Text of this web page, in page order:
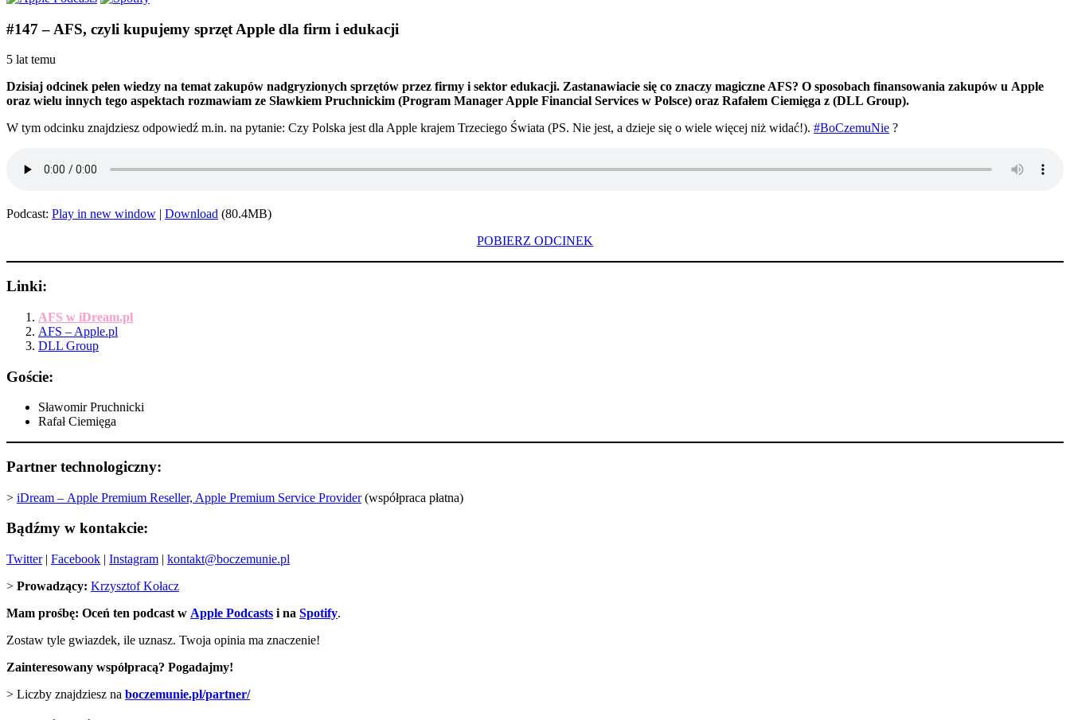
#147 – AFS, czyli kupujemy sprzęt Apple dla firm i edukacji
5 lat temu
Dzisiaj odcinek pełen wiedzy na temat zakupów nadgryzionych sprzętów przez firmy i sektor edukacji. Zastanawiacie się co znaczy magiczne AFS? O sposobach finansowania zakupów u Apple
oraz wielu innych tego aspektach rozmawiam ze Sławkiem Pruchnickim (Program Manager Apple Financial Services w Polsce) oraz Rafałem Ciemięga z (DLL Group).
W tym odcinku znajdziesz odpowiedź m.in. na pytanie: Czy Polska jest dla Apple krajem Trzeciego Świata (PS. Nie jest, a dzieje się o wiele więcej niż widać!). #BoCzemuNie ?
Podcast: Play in new window | Download (80.4MB)
POBIERZ ODCINEK
Linki:
AFS w iDream.pl
AFS – Apple.pl
DLL Group
Goście:
Sławomir Pruchnicki
Rafał Ciemięga
Partner technologiczny:
> iDream – Apple Premium Reseller, Apple Premium Service Provider(współpraca płatna)
Bądźmy w kontakcie:
Twitter| Facebook | Instagram | kontakt@boczemunie.pl
> Prowadzący: Krzysztof Kołacz
Mam prośbę: Oceń ten podcast w Apple Podcasts i na Spotify.
Zostaw tyle gwiazdek, ile uznasz. Twoja opinia ma znaczenie!
Zainteresowany współpracą? Pogadajmy!
> Liczby znajdziesz na boczemunie.pl/partner/